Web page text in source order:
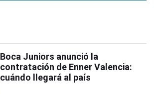
Boca Juniors anunció la
contratación de Enner Valencia:
cuándo llegará al país